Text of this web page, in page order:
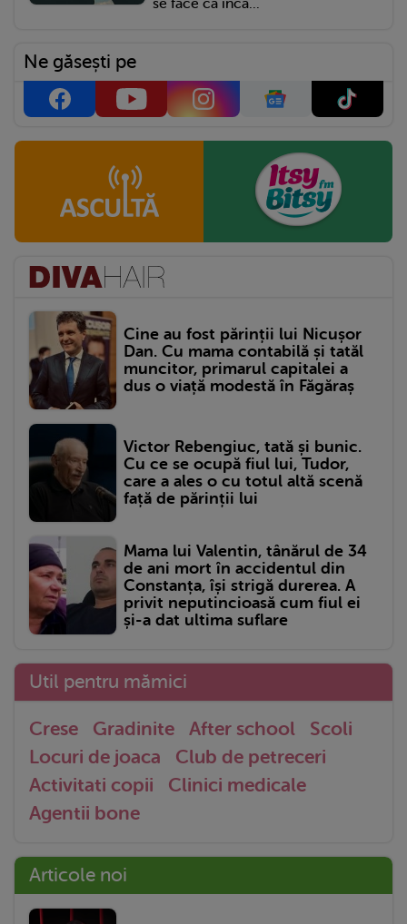
se face că încă...
Ne găsești pe
Cine au fost părinții lui Nicușor
Dan. Cu mama contabilă și tatăl
muncitor, primarul capitalei a
dus o viață modestă în Făgăraș
Victor Rebengiuc, tată și bunic.
Cu ce se ocupă fiul lui, Tudor,
care a ales o cu totul altă scenă
față de părinții lui
Mama lui Valentin, tânărul de 34
de ani mort în accidentul din
Constanța, își strigă durerea. A
privit neputincioasă cum fiul ei
și-a dat ultima suflare
Util pentru mămici
Crese Gradinite After school
Scoli
Locuri de joaca
Club de petreceri
Activitati copii
Clinici medicale
Agentii bone
Articole noi